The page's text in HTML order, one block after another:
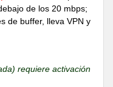
de los 20 mbps;
de buffer, lleva VPN y
requiere activación